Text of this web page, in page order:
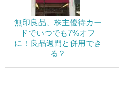
無印良品、株主優待カー
ドでいつでも7%オフ
に！良品週間と併用でき
る？